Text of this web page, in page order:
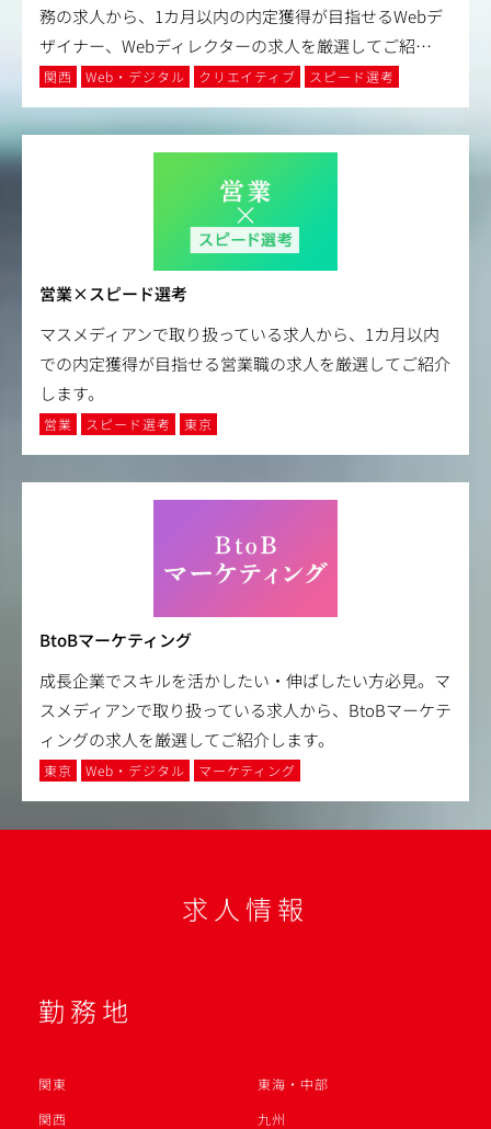
務の求人から、1カ月以内の内定獲得が目指せるWebデ
ザイナー、Webディレクターの求人を厳選してご紹…
関西 Web・デジタル クリエイティブ スピード選考
営業×スピード選考
マスメディアンで取り扱っている求人から、1カ月以内
での内定獲得が目指せる営業職の求人を厳選してご紹介
します。
営業 スピード選考 東京
BtoBマーケティング
成長企業でスキルを活かしたい・伸ばしたい方必見。マ
スメディアンで取り扱っている求人から、BtoBマーケテ
ィングの求人を厳選してご紹介します。
東京 Web・デジタル マーケティング
求人情報
勤務地
関東
東海・中部
関西
九州